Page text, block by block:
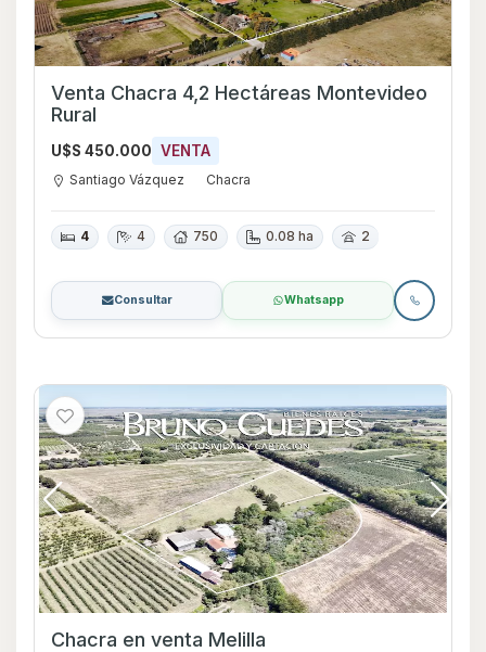
Venta Chacra 4,2 Hectáreas Montevideo
Rural
U$S 450.000 VENTA
Santiago Vázquez Chacra
4 4 750 0.08 ha 2
Consultar Whatsapp
Chacra en venta Melilla